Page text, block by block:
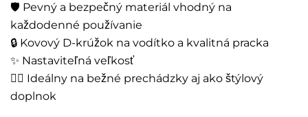
🛡️ Pevný a bezpečný materiál vhodný na
každodenné používanie
🔒 Kovový D-krúžok na vodítko a kvalitná pracka
✨ Nastaviteľná veľkosť
🚶‍♂️ Ideálny na bežné prechádzky aj ako štýlový
doplnok